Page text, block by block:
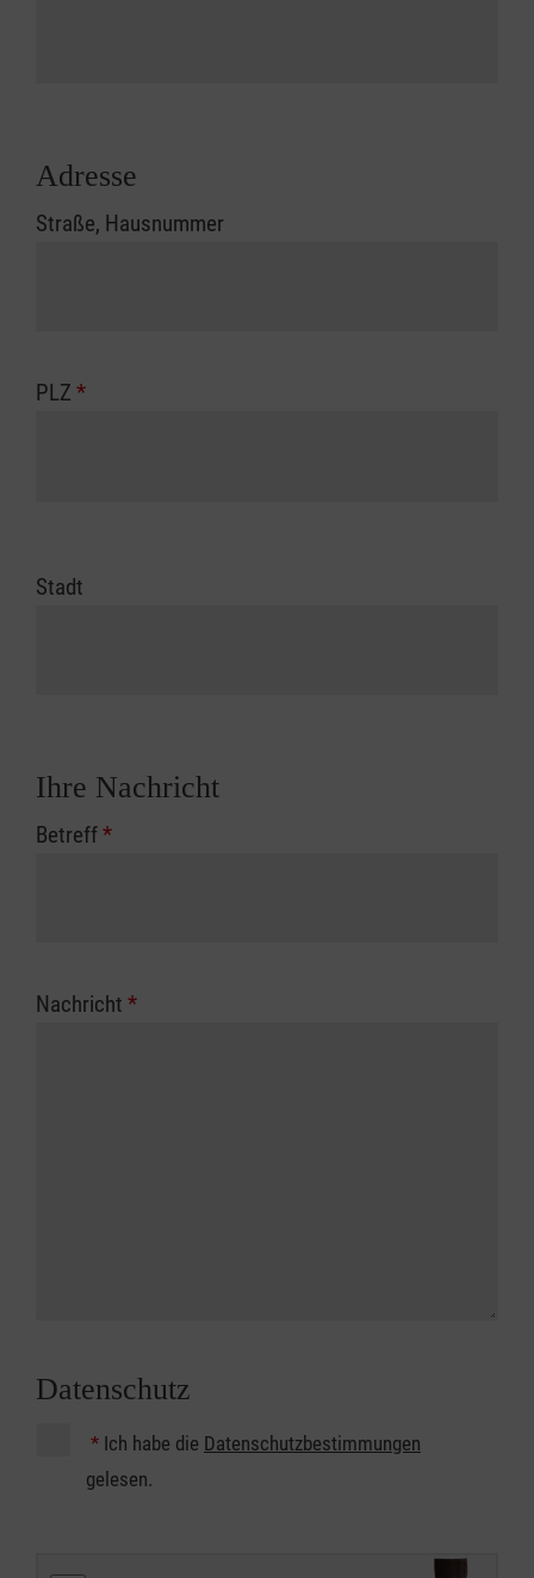
Adresse
Straße, Hausnummer
PLZ *
Stadt
Ihre Nachricht
Betreff*
Nachricht *
Datenschutz
* Ich habe die Datenschutzbestimmungen
gelesen.